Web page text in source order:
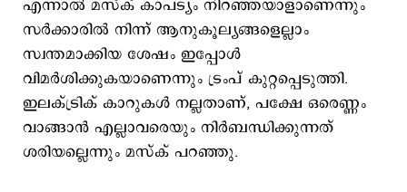
എന്നാല്‍ മസ്ക് കാപട്യം നിറഞ്ഞയാളാണെന്നും
സര്‍ക്കാരില്‍ നിന്ന് ആനുകൂല്യങ്ങളെല്ലാം
സ്വന്തമാക്കിയ ശേഷം ഇപ്പോള്‍
വിമര്‍ശിക്കുകയാണെന്നും ട്രംപ് കുറ്റപ്പെടുത്തി.
ഇലക്ട്രിക് കാറുകള്‍ നല്ലതാണ്, പക്ഷേ ഒരെണ്ണം
വാങ്ങാന്‍ എല്ലാവരെയും നിര്‍ബന്ധിക്കുന്നത്
ശരിയല്ലെന്നും മസ്ക് പറഞ്ഞു.